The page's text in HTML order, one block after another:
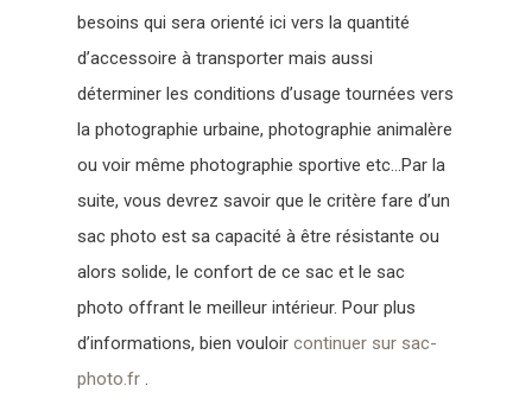
besoins qui sera orienté ici vers la quantité
d’accessoire à transporter mais aussi
déterminer les conditions d’usage tournées vers
la photographie urbaine, photographie animalère
ou voir même photographie sportive etc…Par la
suite, vous devrez savoir que le critère fare d’un
sac photo est sa capacité à être résistante ou
alors solide, le confort de ce sac et le sac
photo offrant le meilleur intérieur. Pour plus
d’informations, bien vouloir continuer sur sac-
photo.fr .